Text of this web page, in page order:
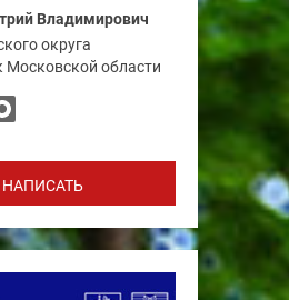
Владимирович
округа
Московской области
НАПИСАТЬ